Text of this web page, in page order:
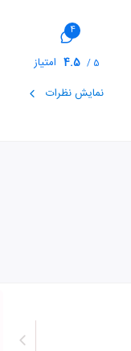
4
5 /
4.5 امتیاز
نمایش نظرات